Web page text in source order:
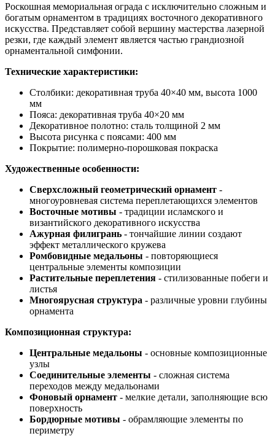
Роскошная мемориальная ограда с исключительно сложным и
богатым орнаментом в традициях восточного декоративного
искусства. Представляет собой вершину мастерства лазерной
резки, где каждый элемент является частью грандиозной
орнаментальной симфонии.
Технические характеристики:
Столбики: декоративная труба 40×40 мм, высота 1000
мм
Пояса: декоративная труба 40×20 мм
Декоративное полотно: сталь толщиной 2 мм
Высота рисунка с поясами: 400 мм
Покрытие: полимерно-порошковая покраска
Художественные особенности:
Сверхсложный геометрический орнамент -
многоуровневая система переплетающихся элементов
Восточные мотивы - традиции исламского и
византийского декоративного искусства
Ажурная филигрань - тончайшие линии создают
эффект металлического кружева
Ромбовидные медальоны - повторяющиеся
центральные элементы композиции
Растительные переплетения - стилизованные побеги и
листья
Многоярусная структура - различные уровни глубины
орнамента
Композиционная структура:
Центральные медальоны - основные композиционные
узлы
Соединительные элементы - сложная система
переходов между медальонами
Фоновый орнамент - мелкие детали, заполняющие всю
поверхность
Бордюрные мотивы - обрамляющие элементы по
периметру